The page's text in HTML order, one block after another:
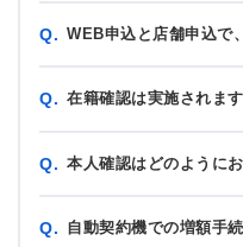
Q. WEB申込と店舗申込で
Q. 在籍確認は実施されま
Q. 本人確認はどのように
Q. 自動契約機での増額手